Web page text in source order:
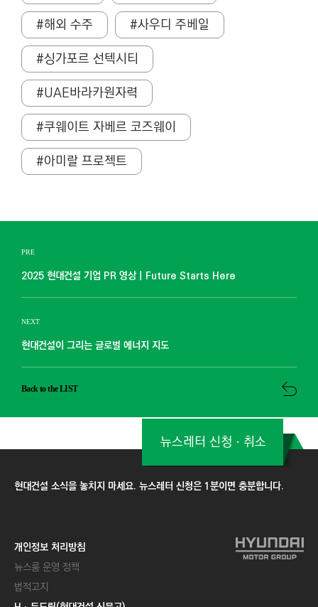
#해외 수주
#사우디 주베일
#싱가포르 선텍시티
#UAE바라카원자력
#쿠웨이트 자베르 코즈웨이
#아미랄 프로젝트
PRE
2025 현대건설 기업 PR 영상｜Future Starts Here
NEXT
현대건설이 그리는 글로벌 에너지 지도
Back to the LIST
현대건설 소식을 놓치지 마세요. 뉴스레터 신청은 1분이면 충분합니다.
뉴스레터 신청ㆍ취소
개인정보 처리방침
뉴스룸 운영 정책
법적고지